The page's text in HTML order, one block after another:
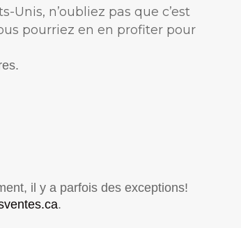
n’oubliez pas que c’est
pourriez en en profiter pour
il y a parfois des exceptions!
.